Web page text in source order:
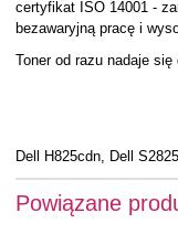
certyfikat ISO 14001 -
bezawaryjną pracę i
Toner od razu nadaje
Dell H825cdn, Dell
Powiązane